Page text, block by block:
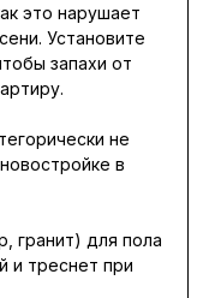
это нарушает
Установите
запахи от
не
в
гранит) для пола
и треснет при